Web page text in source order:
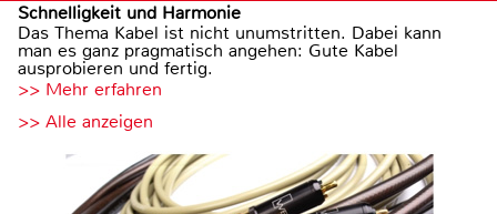
Schnelligkeit und Harmonie
Das Thema Kabel ist nicht unumstritten. Dabei kann
man es ganz pragmatisch angehen: Gute Kabel
ausprobieren und fertig.
>> Mehr erfahren
>> Alle anzeigen